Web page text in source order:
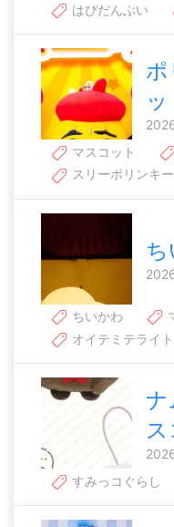
はぴだんぶい
ポ
ッ
マスコット
スリーポリンキ
ちいかわ
オイテミテライト
ナ
すみっコぐらし